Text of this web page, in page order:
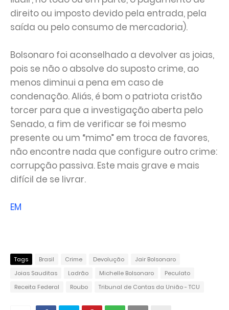
direito ou imposto devido pela entrada, pela
saída ou pelo consumo de mercadoria).
Bolsonaro foi aconselhado a devolver as joias,
pois se não o absolve do suposto crime, ao
menos diminui a pena em caso de
condenação. Aliás, é bom o patriota cristão
torcer para que a investigação aberta pelo
Senado, a fim de verificar se foi mesmo
presente ou um “mimo” em troca de favores,
não encontre nada que configure outro crime:
corrupção passiva. Este mais grave e mais
difícil de se livrar.
EM
Tags Brasil Crime Devolução
Jair Bolsonaro
Joias Sauditas
Ladrão Michelle Bolsonaro
Peculato
Receita Federal
Roubo Tribunal de Contas da União - TCU